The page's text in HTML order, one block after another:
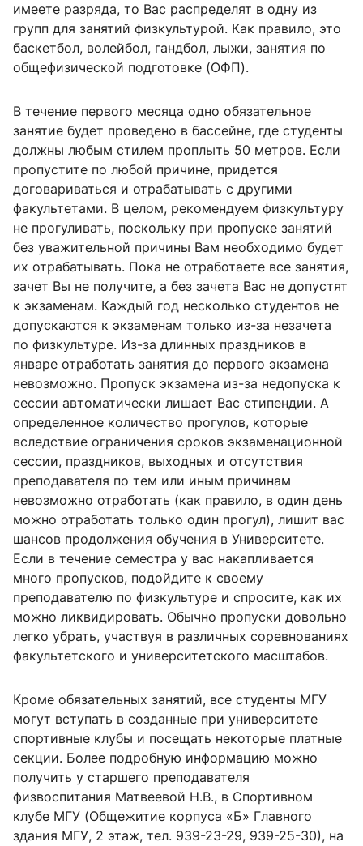
имеете разряда, то Вас распределят в одну из
групп для занятий физкультурой. Как правило, это
баскетбол, волейбол, гандбол, лыжи, занятия по
общефизической подготовке (ОФП).
В течение первого месяца одно обязательное
занятие будет проведено в бассейне, где студенты
должны любым стилем проплыть 50 метров. Если
пропустите по любой причине, придется
договариваться и отрабатывать с другими
факультетами. В целом, рекомендуем физкультуру
не прогуливать, поскольку при пропуске занятий
без уважительной причины Вам необходимо будет
их отрабатывать. Пока не отработаете все занятия,
зачет Вы не получите, а без зачета Вас не допустят
к экзаменам. Каждый год несколько студентов не
допускаются к экзаменам только из-за незачета
по физкультуре. Из-за длинных праздников в
январе отработать занятия до первого экзамена
невозможно. Пропуск экзамена из-за недопуска к
сессии автоматически лишает Вас стипендии. А
определенное количество прогулов, которые
вследствие ограничения сроков экзаменационной
сессии, праздников, выходных и отсутствия
преподавателя по тем или иным причинам
невозможно отработать (как правило, в один день
можно отработать только один прогул), лишит вас
шансов продолжения обучения в Университете.
Если в течение семестра у вас накапливается
много пропусков, подойдите к своему
преподавателю по физкультуре и спросите, как их
можно ликвидировать. Обычно пропуски довольно
легко убрать, участвуя в различных соревнованиях
факультетского и университетского масштабов.
Кроме обязательных занятий, все студенты МГУ
могут вступать в созданные при университете
спортивные клубы и посещать некоторые платные
секции. Более подробную информацию можно
получить у старшего преподавателя
физвоспитания Матвеевой Н.В., в Спортивном
клубе МГУ (Общежитие корпуса «Б» Главного
здания МГУ, 2 этаж, тел. 939-23-29, 939-25-30), на